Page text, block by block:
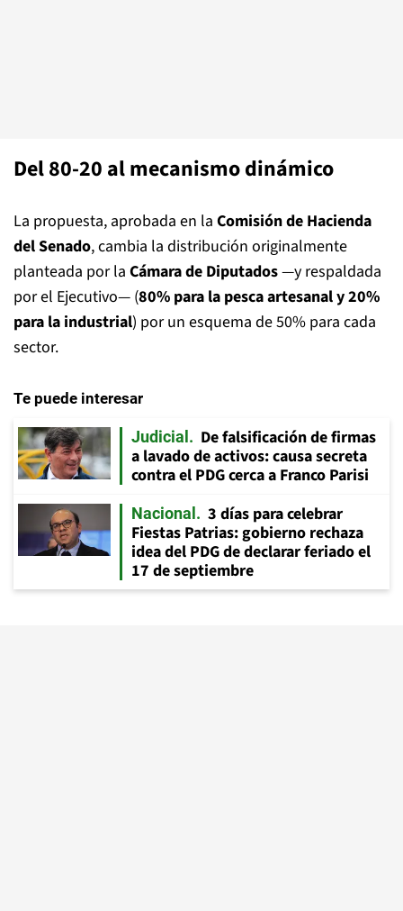
Del 80-20 al mecanismo dinámico
La propuesta, aprobada en la Comisión de Hacienda
del Senado, cambia la distribución originalmente
planteada por la Cámara de Diputados—y respaldada
por el Ejecutivo— (80% para la pesca artesanal y 20%
para la industrial) por un esquema de 50% para cada
sector.
Te puede interesar
Judicial
De falsificación de firmas
a lavado de activos: causa secreta
contra el PDG cerca a Franco Parisi
Nacional
3 días para celebrar
Fiestas Patrias: gobierno rechaza
idea del PDG de declarar feriado el
17 de septiembre